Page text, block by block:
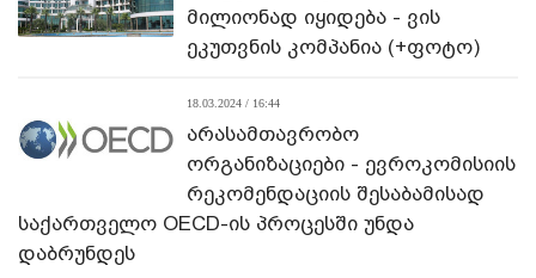
მილიონად იყიდება - ვის
ეკუთვნის კომპანია (+ფოტო)
18.03.2024 / 16:44
არასამთავრობო
ორგანიზაციები - ევროკომისიის
რეკომენდაციის შესაბამისად
საქართველო OECD-ის პროცესში უნდა
დაბრუნდეს